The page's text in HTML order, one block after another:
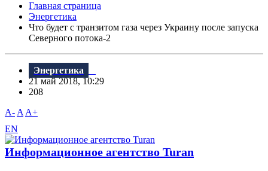
Главная страница
Энергетика
Что будет с транзитом газа через Украину после запуска
Северного потока-2
Энергетика
21 май 2018, 10:29
208
A- A A+
EN
Информационное агентство Turan